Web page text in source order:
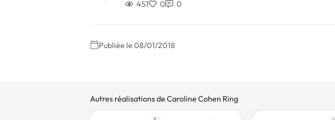
451
0 0
Publiée le 08/01/2018
Autres réalisations de Caroline Cohen Ring